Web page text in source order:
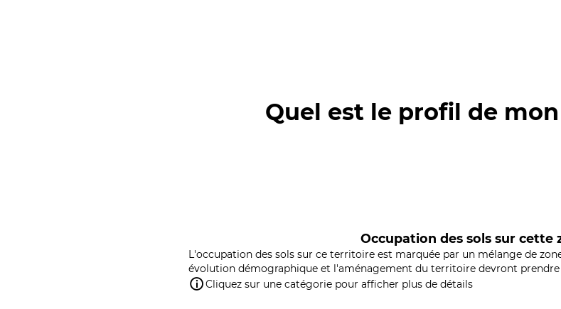
Quel est le profil de
Occupation des sols sur cette
L'occupation des sols sur ce territoire est marquée par un mélange de
évolution démographique et l'aménagement du territoire devront prendre
Cliquez sur une catégorie pour afficher plus de détails